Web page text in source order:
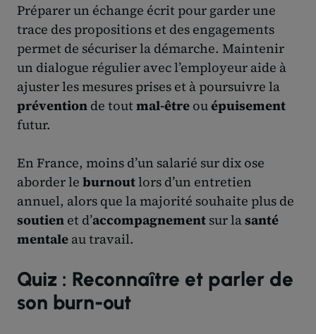
Préparer un échange écrit pour garder une
trace des propositions et des engagements
permet de sécuriser la démarche. Maintenir
un dialogue régulier avec l’employeur aide à
ajuster les mesures prises et à poursuivre la
prévention de tout mal-être ouépuisement
futur.
En France, moins d’un salarié sur dix ose
aborder le burnoutlors d’un entretien
annuel, alors que la majorité souhaite plus de
soutien et d’accompagnement sur lasanté
mentale au travail.
Quiz : Reconnaître et parler de
son burn-out